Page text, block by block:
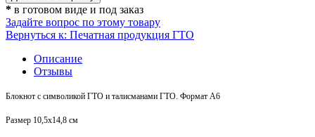
* в готовом виде и под заказ
Задайте вопрос по этому товару
Вернуться к: Печатная продукция ГТО
Описание
Отзывы
Блокнот с символикой ГТО и талисманами ГТО. Формат А6
Размер 10,5х14,8 см